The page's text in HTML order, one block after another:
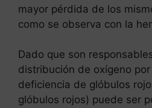
mayor pérdida de los
como se observa con la
Dado que son
distribución de oxígeno
deficiencia de glóbulos
glóbulos rojos) puede ser